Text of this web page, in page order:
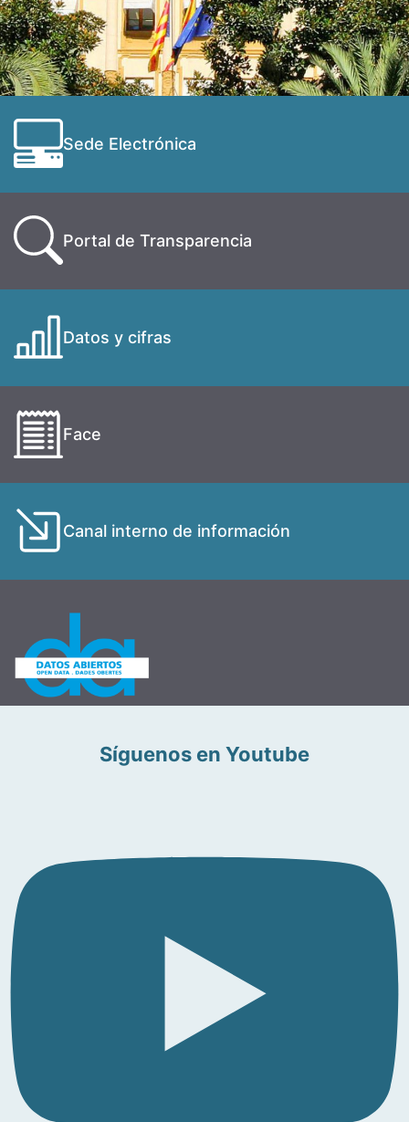
Sede Electrónica
Portal de Transparencia
Datos y cifras
Face
Canal interno de información
Síguenos en Youtube